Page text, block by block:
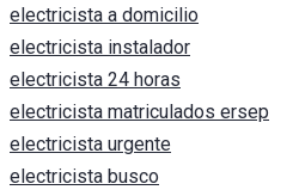
electricista a domicilio
electricista instalador
electricista 24 horas
electricista matriculados ersep
electricista urgente
electricista busco